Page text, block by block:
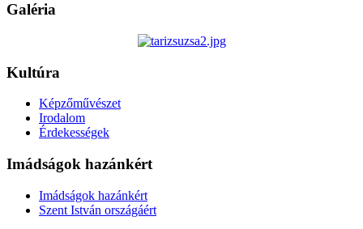
Galéria
Kultúra
Képzőművészet
Irodalom
Érdekességek
Imádságok hazánkért
Imádságok hazánkért
Szent István országáért